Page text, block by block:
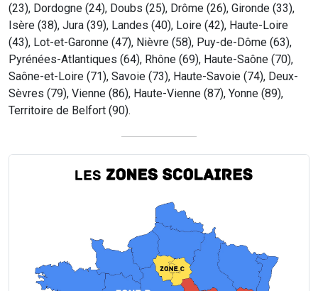
(23), Dordogne (24), Doubs (25), Drôme (26), Gironde (33),
Isère (38), Jura (39), Landes (40), Loire (42), Haute-Loire
(43), Lot-et-Garonne (47), Nièvre (58), Puy-de-Dôme (63),
Pyrénées-Atlantiques (64), Rhône (69), Haute-Saône (70),
Saône-et-Loire (71), Savoie (73), Haute-Savoie (74), Deux-
Sèvres (79), Vienne (86), Haute-Vienne (87), Yonne (89),
Territoire de Belfort (90).